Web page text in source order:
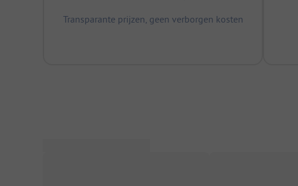
Transparante prijzen, geen verborgen kosten